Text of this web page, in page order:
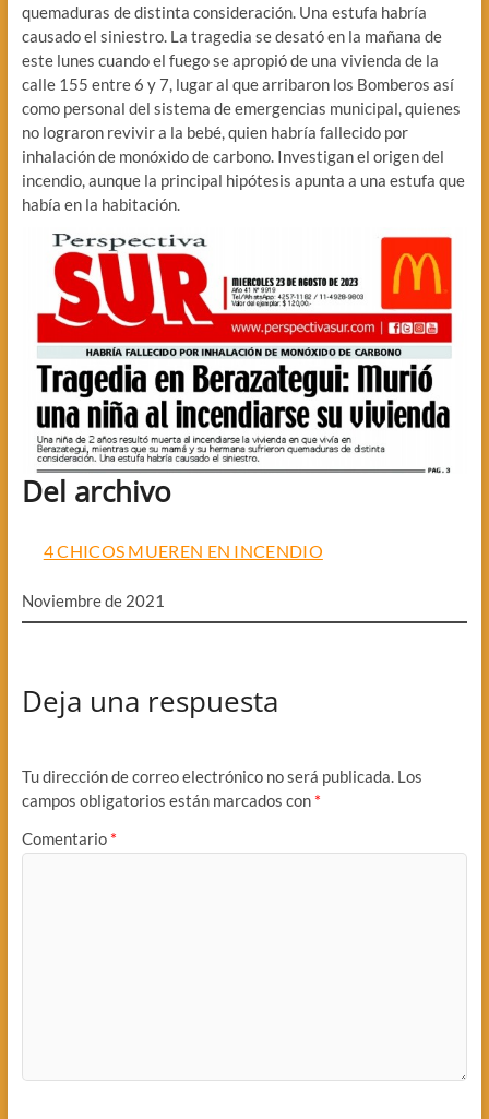
quemaduras de distinta consideración. Una estufa habría
causado el siniestro. La tragedia se desató en la mañana de
este lunes cuando el fuego se apropió de una vivienda de la
calle 155 entre 6 y 7, lugar al que arribaron los Bomberos así
como personal del sistema de emergencias municipal, quienes
no lograron revivir a la bebé, quien habría fallecido por
inhalación de monóxido de carbono. Investigan el origen del
incendio, aunque la principal hipótesis apunta a una estufa que
había en la habitación.
Del archivo
4 CHICOS MUEREN EN INCENDIO
Noviembre de 2021
Deja una respuesta
Tu dirección de correo electrónico no será publicada. Los
campos obligatorios están marcados con *
Comentario *